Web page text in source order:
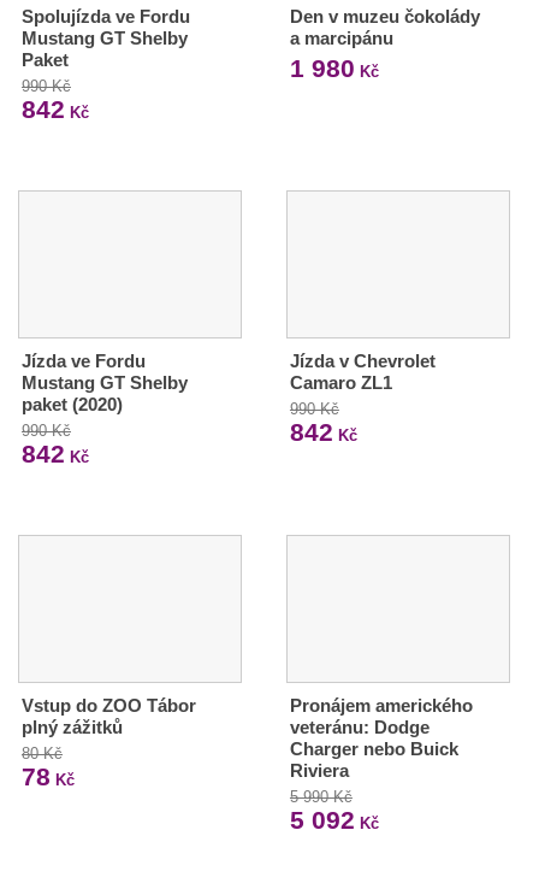
Spolujízda ve Fordu
Mustang GT Shelby
Paket
990 Kč
842 Kč
Den v muzeu čokolády
a marcipánu
1 980 Kč
Jízda ve Fordu
Mustang GT Shelby
paket (2020)
990 Kč
842 Kč
Jízda v Chevrolet
Camaro ZL1
990 Kč
842 Kč
Vstup do ZOO Tábor
plný zážitků
80 Kč
78 Kč
Pronájem amerického
veteránu: Dodge
Charger nebo Buick
Riviera
5 990 Kč
5 092 Kč